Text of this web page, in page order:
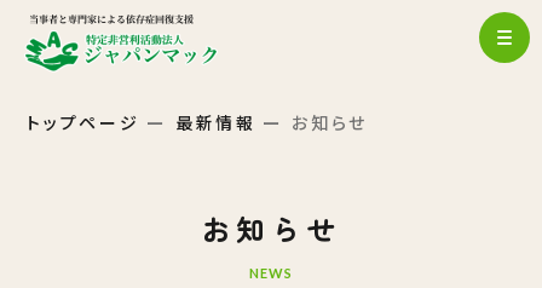
トップページ 最新情報 お知らせ
お知らせ
NEWS